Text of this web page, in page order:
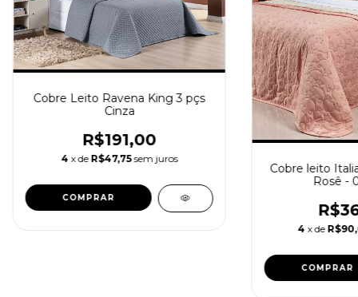
Cobre Leito Ravena King 3 pçs
Cinza
R$191,00
4 x de R$47,75 sem juros
Cobre leito
Rosê -
4 x de